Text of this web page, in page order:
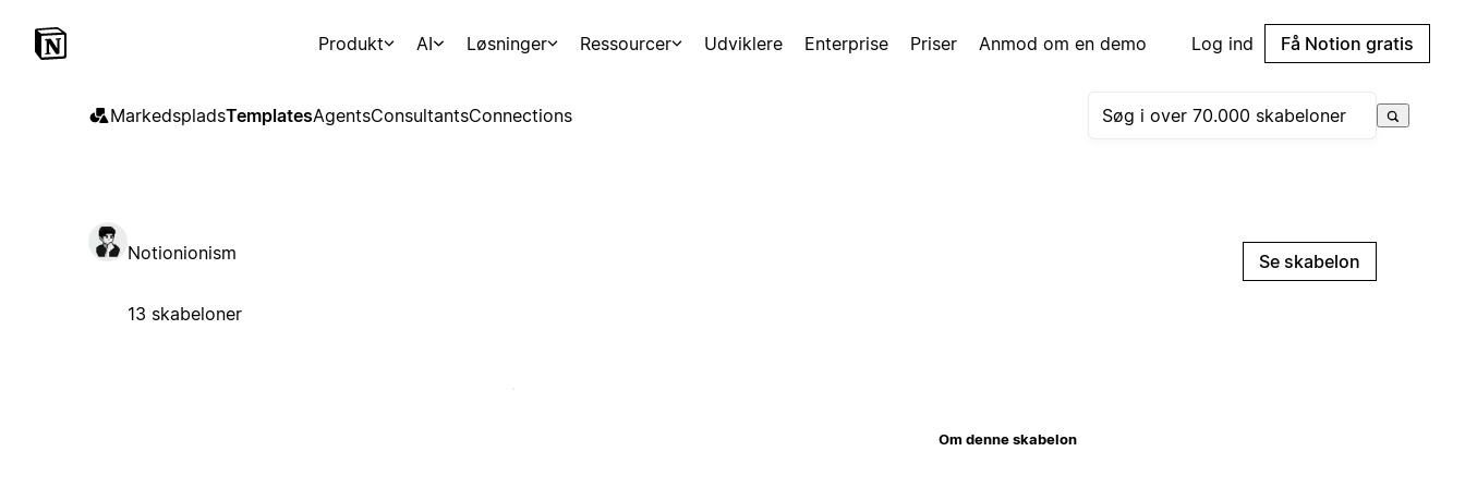
Produkt AI Løsninger Ressourcer Udviklere Enterprise Priser Anmod om en demo Log ind Få Notion gratis
MarkedspladsTemplatesAgentsConsultantsConnections
Notionionism
13 skabeloner
Se skabelon
Om denne skabelon